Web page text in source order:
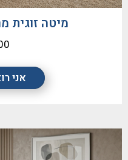
אני
מיטה זוגית
₪